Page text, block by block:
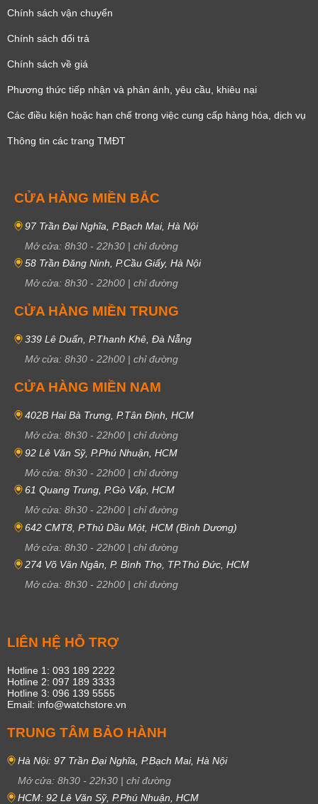
Chính sách vận chuyển
Chính sách đổi trả
Chính sách về giá
Phương thức tiếp nhận và phản ánh, yêu cầu, khiêu nại
Các điều kiện hoặc hạn chế trong việc cung cấp hàng hóa, dịch vụ
Thông tin các trang TMĐT
CỬA HÀNG MIỀN BẮC
97 Trần Đại Nghĩa, P.Bạch Mai, Hà Nội
Mở cửa: 8h30 - 22h30 | chỉ đường
58 Trần Đăng Ninh, P.Cầu Giấy, Hà Nội
Mở cửa: 8h30 - 22h00 | chỉ đường
CỬA HÀNG MIỀN TRUNG
339 Lê Duẩn, P.Thanh Khê, Đà Nẵng
Mở cửa: 8h30 - 22h00 | chỉ đường
CỬA HÀNG MIỀN NAM
402B Hai Bà Trưng, P.Tân Định, HCM
Mở cửa: 8h30 - 22h00 | chỉ đường
92 Lê Văn Sỹ, P.Phú Nhuận, HCM
Mở cửa: 8h30 - 22h00 | chỉ đường
61 Quang Trung, P.Gò Vấp, HCM
Mở cửa: 8h30 - 22h00 | chỉ đường
642 CMT8, P.Thủ Dầu Một, HCM (Bình Dương)
Mở cửa: 8h30 - 22h00 | chỉ đường
274 Võ Văn Ngân, P. Bình Thọ, TP.Thủ Đức, HCM
Mở cửa: 8h30 - 22h00 | chỉ đường
LIÊN HỆ HỖ TRỢ
Hotline 1: 093 189 2222
Hotline 2: 097 189 3333
Hotline 3: 096 139 5555
Email: info@watchstore.vn
TRUNG TÂM BẢO HÀNH
Hà Nội: 97 Trần Đại Nghĩa, P.Bạch Mai, Hà Nội
Mở cửa: 8h30 - 22h30 | chỉ đường
HCM: 92 Lê Văn Sỹ, P.Phú Nhuận, HCM